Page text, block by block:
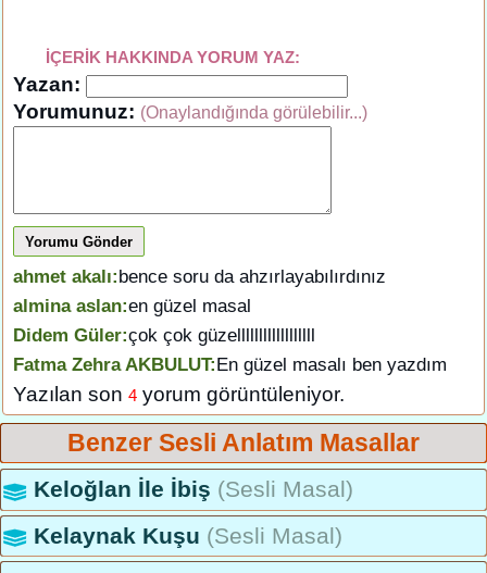
İÇERİK HAKKINDA YORUM YAZ:
Yazan:
Yorumunuz: (Onaylandığında görülebilir...)
Yorumu Gönder
ahmet akalı:bence soru da ahzırlayabılırdınız
almina aslan:en güzel masal
Didem Güler:çok çok güzellllllllllllllllll
Fatma Zehra AKBULUT:En güzel masalı ben yazdım
Yazılan son 4 yorum görüntüleniyor.
Benzer Sesli Anlatım Masallar
Keloğlan İle İbiş (Sesli Masal)
Kelaynak Kuşu (Sesli Masal)